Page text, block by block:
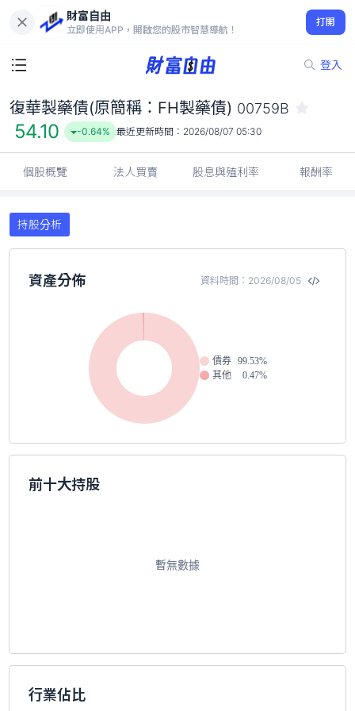
財富自由
立即使用APP，開啟您的股市智慧導航！
打開
登入
復華製藥債(原簡稱：FH製藥債) 00759B
54.10
-0.64%
復華製藥債(原簡稱：FH製藥債) 00759B
54.10 -0.64% 最近更新時間： 2026/08/07 05:30
個股概覽 法人買賣 股息與殖利率 報酬率
持股分析
資產分佈 資料時間：2026/08/05
債券
99.53%
其他
0.47%
前十大持股
暫無數據
行業佔比